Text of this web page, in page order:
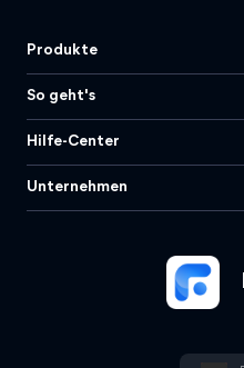
Produkte
So geht's
Hilfe-Center
Unternehmen